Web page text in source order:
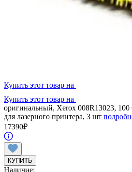
Купить этот товар на
Купить этот товар на
оригинальный, Xerox 008R13023, 100
для лазерного принтера, 3 шт
17390₽
КУПИТЬ
Наличие: